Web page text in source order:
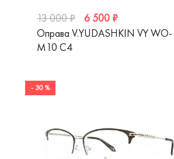
13 000 ₽
6 500 ₽
Оправа V.YUDASHKIN VY WO-
M10 C4
- 30 %